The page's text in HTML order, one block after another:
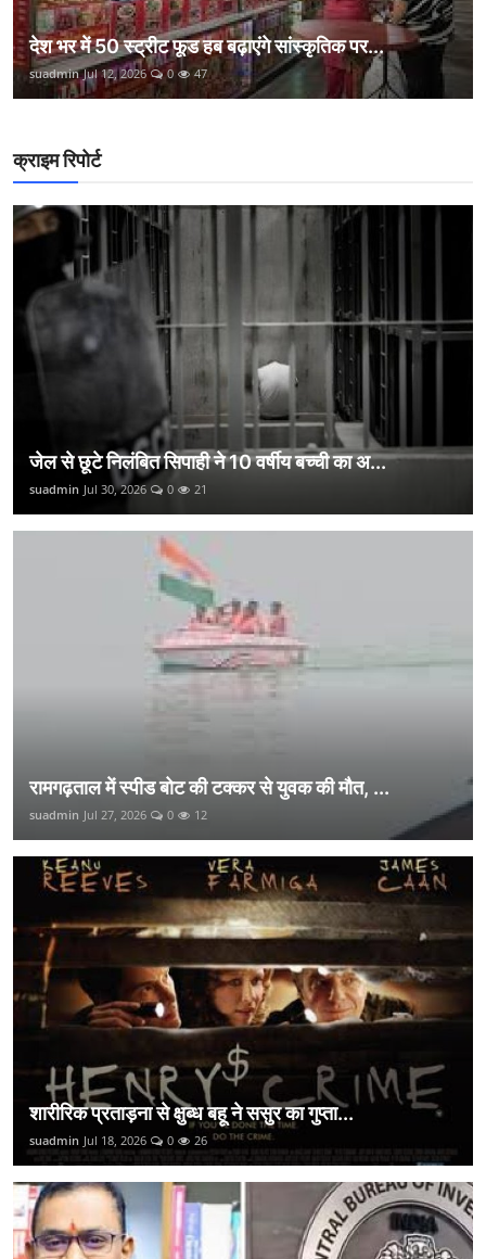
देश भर में 50 स्ट्रीट फूड हब बढ़ाएंगे सांस्कृतिक पर...
suadmin Jul 12, 2026 0 47
क्राइम रिपोर्ट
जेल से छूटे निलंबित सिपाही ने 10 वर्षीय बच्ची का अ...
suadmin Jul 30, 2026 0 21
रामगढ़ताल में स्पीड बोट की टक्कर से युवक की मौत, ...
suadmin Jul 27, 2026 0 12
शारीरिक प्रताड़ना से क्षुब्ध बहू ने ससुर का गुप्ता...
suadmin Jul 18, 2026 0 26